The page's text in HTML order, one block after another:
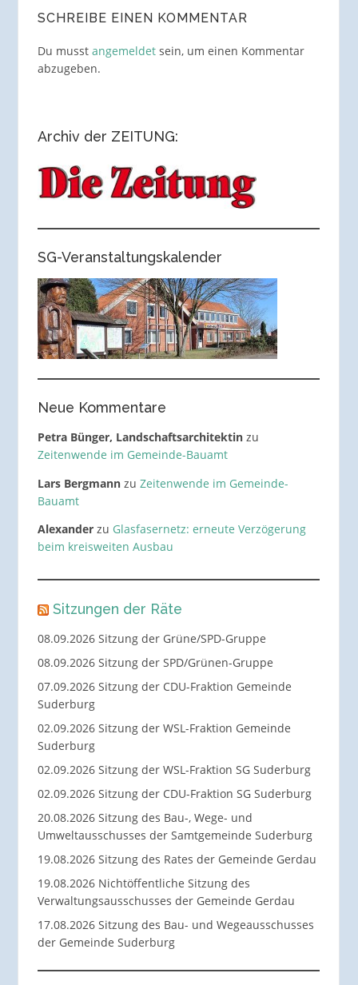
SCHREIBE EINEN KOMMENTAR
Du musst angemeldetsein, um einen Kommentar
abzugeben.
Archiv der ZEITUNG:
SG-Veranstaltungskalender
Neue Kommentare
Petra Bünger, Landschaftsarchitektinzu
Zeitenwende im Gemeinde-Bauamt
Lars Bergmannzu Zeitenwende im Gemeinde-
Bauamt
Alexanderzu Glasfasernetz: erneute Verzögerung
beim kreisweiten Ausbau
Sitzungen der Räte
08.09.2026 Sitzung der Grüne/SPD-Gruppe
08.09.2026 Sitzung der SPD/Grünen-Gruppe
07.09.2026 Sitzung der CDU-Fraktion Gemeinde
Suderburg
02.09.2026 Sitzung der WSL-Fraktion Gemeinde
Suderburg
02.09.2026 Sitzung der WSL-Fraktion SG Suderburg
02.09.2026 Sitzung der CDU-Fraktion SG Suderburg
20.08.2026 Sitzung des Bau-, Wege- und
Umweltausschusses der Samtgemeinde Suderburg
19.08.2026 Sitzung des Rates der Gemeinde Gerdau
19.08.2026 Nichtöffentliche Sitzung des
Verwaltungsausschusses der Gemeinde Gerdau
17.08.2026 Sitzung des Bau- und Wegeausschusses
der Gemeinde Suderburg